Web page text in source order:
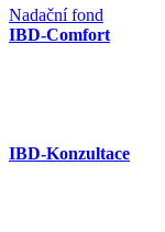
Nadační fond
IBD-Comfort
IBD-Konzultace